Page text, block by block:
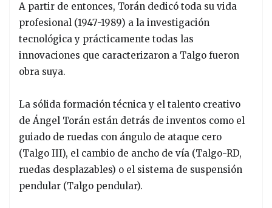
A partir de entonces, Torán dedicó toda su vida
profesional (1947-1989) a la investigación
tecnológica y prácticamente todas las
innovaciones que caracterizaron a Talgo fueron
obra suya.
La sólida formación técnica y el talento creativo
de Ángel Torán están detrás de inventos como el
guiado de ruedas con ángulo de ataque cero
(Talgo III), el cambio de ancho de vía (Talgo-RD,
ruedas desplazables) o el sistema de suspensión
pendular (Talgo pendular).